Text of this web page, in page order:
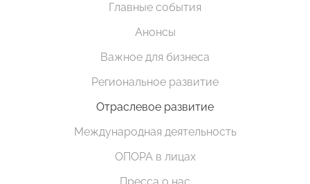
Главные события
Анонсы
Важное для бизнеса
Региональное развитие
Отраслевое развитие
Международная деятельность
ОПОРА в лицах